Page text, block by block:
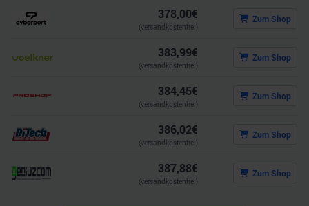
378,00€
(versandkostenfrei)
Zum Shop
383,99€
(versandkostenfrei)
Zum Shop
384,45€
(versandkostenfrei)
Zum Shop
386,02€
(versandkostenfrei)
Zum Shop
387,88€
(versandkostenfrei)
Zum Shop